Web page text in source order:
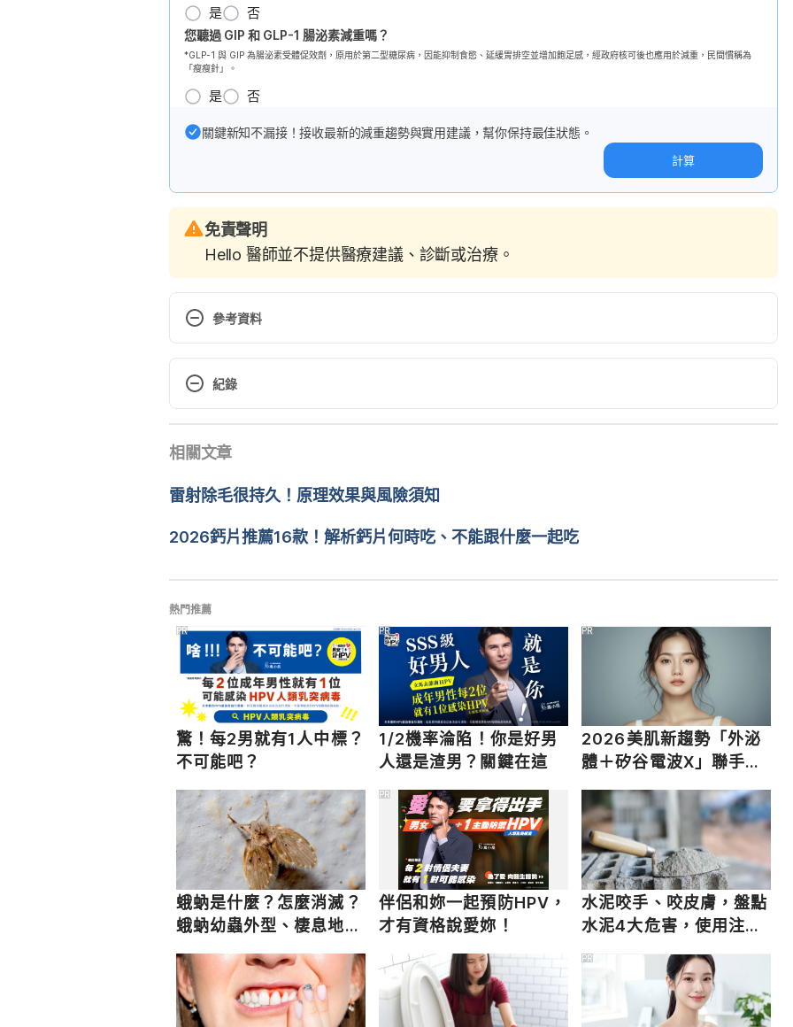
是 否
您聽過 GIP 和 GLP-1 腸泌素減重嗎？
*GLP-1 與 GIP 為腸泌素受體促效劑，原用於第二型糖尿病，因能抑制食慾、延緩胃排空並增加飽足感，經政府核可後也應用於減重，民間慣稱為
「瘦瘦針」。
是 否
關鍵新知不漏接！接收最新的減重趨勢與實用建議，幫你保持最佳狀態。
計算
免責聲明
Hello 醫師並不提供醫療建議、診斷或治療。
參考資料
The 3 Golden Rules of Nose Hair Grooming.
So You Wanna Safely Remove Your Nose Hair…
紀錄
2023/04/10
醫學審稿： 賴建翰醫師
由 曹嘉儀 更新
相關文章
雷射除毛很持久！原理效果與風險須知
2026鈣片推薦16款！解析鈣片何時吃、不能跟什麼一起吃
熱門推薦
驚！每2男就有1人中標？
不可能吧？
PR
1/2機率淪陷！你是好男
人還是渣男？關鍵在這
PR
2026美肌新趨勢「外泌
體＋矽谷電波X」聯手，
PR
蛾蚋是什麼？怎麼消滅？
蛾蚋幼蟲外型、棲息地與
伴侶和妳一起預防HPV，
才有資格說愛妳！
PR
水泥咬手、咬皮膚，盤點
水泥4大危害，使用注意
PR